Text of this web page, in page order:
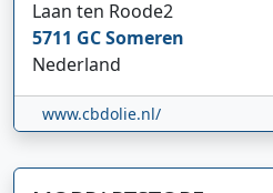
Laan ten Roode2
5711 GCSomeren
Nederland
www.cbdolie.nl/